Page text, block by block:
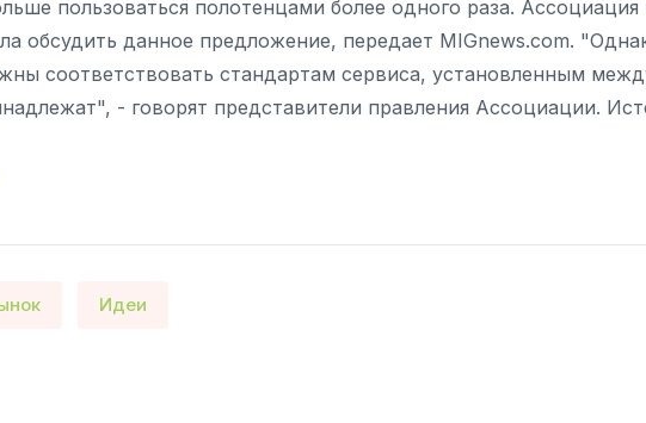
пользоваться полотенцами более одного раза. Ассоциация
обсудить данное предложение, передает MIGnews.com.
соответствовать стандартам сервиса, установленным
- говорят представители правления Ассоциации.
Идеи